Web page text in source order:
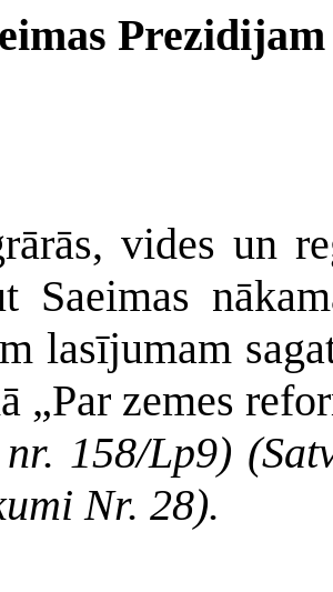
Prezidijam
vides un
Saeimas
lasījumam
„Par zemes
158/Lp9)
Nr. 28).